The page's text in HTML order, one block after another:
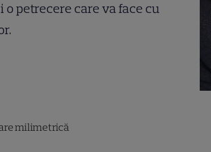
petrecere care va face cu
milimetrică